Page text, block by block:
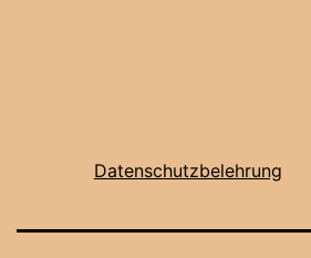
Datenschutzbelehrung